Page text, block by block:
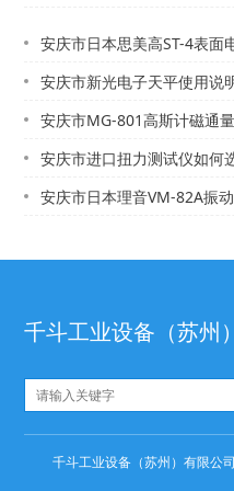
安庆市日本思美高ST-4表面电阻
安庆市新光电子天平使用说
安庆市MG-801高斯计磁通量计替代
安庆市进口扭力测试仪如何
安庆市日本理音VM-82A振
千斗工业设备（苏州
千斗工业设备（苏州）有限公